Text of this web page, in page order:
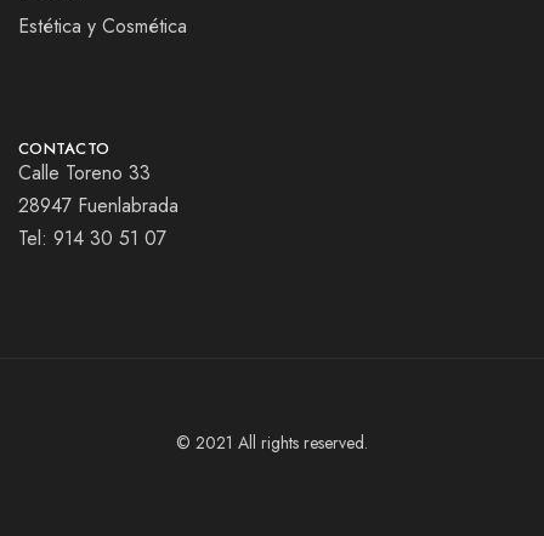
Estética y Cosmética
CONTACTO
Calle Toreno 33
28947 Fuenlabrada
Tel: 914 30 51 07
© 2021 All rights reserved.